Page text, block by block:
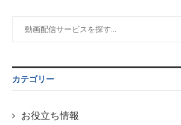
formats/format-
Warning:
$post_id in
/home/c4607168/public_html/osusume-
doga.com/wp-
child/post-
カテゴリー
お役立ち情報